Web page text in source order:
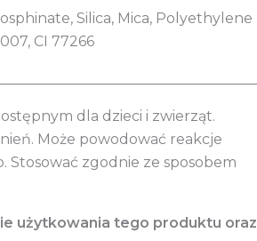
Silica, Mica, Polyethylene
CI 77266
dla dzieci i zwierząt.
Może powodować reakcje
Stosować zgodnie ze sposobem
użytkowania tego produktu oraz